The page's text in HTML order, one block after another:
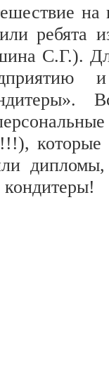
на
ребята
С.Г.).